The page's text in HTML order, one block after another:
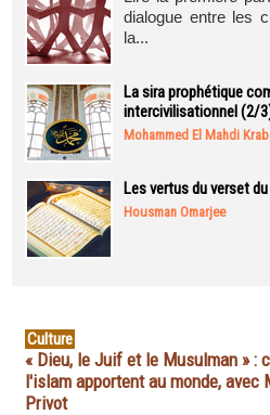
dialogue entre les
la...
La sira prophétique
intercivilisationnel (2/
Mohammed El Mahdi
Les vertus du verset
Housman Omarjee
Culture
« Dieu, le Juif et le Musulman » :
l'islam apportent au monde, avec
Privot